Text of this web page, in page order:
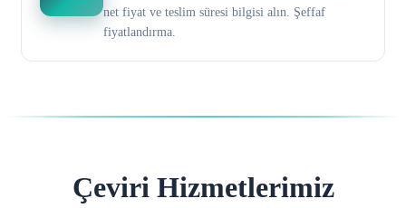
net fiyat ve teslim süresi bilgisi alın. Şeffaf
fiyatlandırma.
Çeviri Hizmetlerimiz